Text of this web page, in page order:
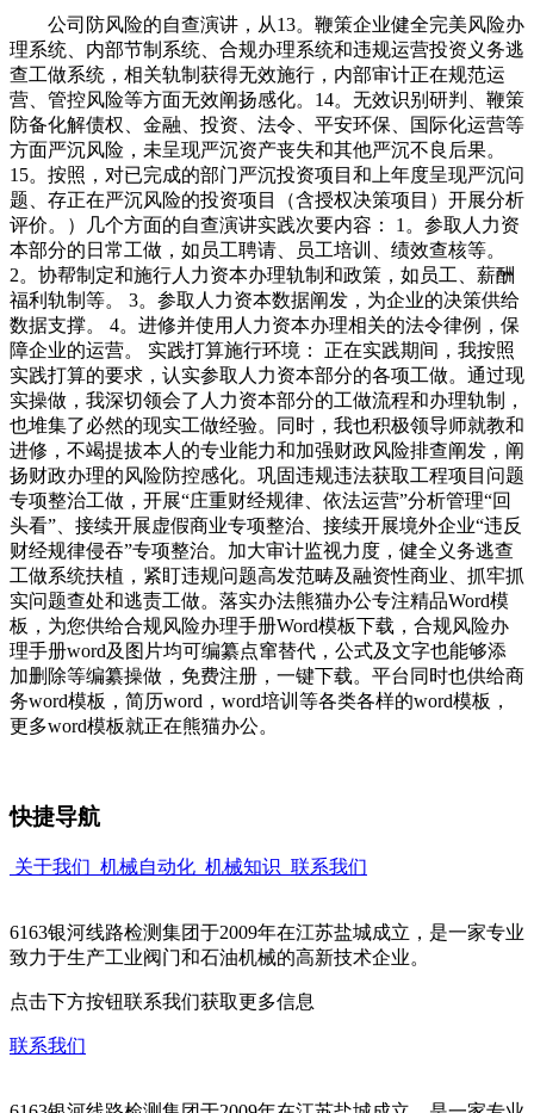
公司防风险的自查演讲，从13。鞭策企业健全完美风险办
理系统、内部节制系统、合规办理系统和违规运营投资义务逃
查工做系统，相关轨制获得无效施行，内部审计正在规范运
营、管控风险等方面无效阐扬感化。14。无效识别研判、鞭策
防备化解债权、金融、投资、法令、平安环保、国际化运营等
方面严沉风险，未呈现严沉资产丧失和其他严沉不良后果。
15。按照，对已完成的部门严沉投资项目和上年度呈现严沉问
题、存正在严沉风险的投资项目（含授权决策项目）开展分析
评价。）几个方面的自查演讲实践次要内容： 1。参取人力资
本部分的日常工做，如员工聘请、员工培训、绩效查核等。
2。协帮制定和施行人力资本办理轨制和政策，如员工、薪酬
福利轨制等。 3。参取人力资本数据阐发，为企业的决策供给
数据支撑。 4。进修并使用人力资本办理相关的法令律例，保
障企业的运营。 实践打算施行环境： 正在实践期间，我按照
实践打算的要求，认实参取人力资本部分的各项工做。通过现
实操做，我深切领会了人力资本部分的工做流程和办理轨制，
也堆集了必然的现实工做经验。同时，我也积极领导师就教和
进修，不竭提拔本人的专业能力和加强财政风险排查阐发，阐
扬财政办理的风险防控感化。巩固违规违法获取工程项目问题
专项整治工做，开展“庄重财经规律、依法运营”分析管理“回
头看”、接续开展虚假商业专项整治、接续开展境外企业“违反
财经规律侵吞”专项整治。加大审计监视力度，健全义务逃查
工做系统扶植，紧盯违规问题高发范畴及融资性商业、抓牢抓
实问题查处和逃责工做。落实办法熊猫办公专注精品Word模
板，为您供给合规风险办理手册Word模板下载，合规风险办
理手册word及图片均可编纂点窜替代，公式及文字也能够添
加删除等编纂操做，免费注册，一键下载。平台同时也供给商
务word模板，简历word，word培训等各类各样的word模板，
更多word模板就正在熊猫办公。
快捷导航
关于我们 机械自动化 机械知识 联系我们
6163银河线路检测集团于2009年在江苏盐城成立，是一家专业
致力于生产工业阀门和石油机械的高新技术企业。
点击下方按钮联系我们获取更多信息
联系我们